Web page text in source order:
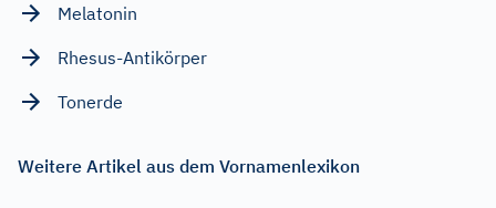
Melatonin
Rhesus-Antikörper
Tonerde
Weitere Artikel aus dem Vornamenlexikon